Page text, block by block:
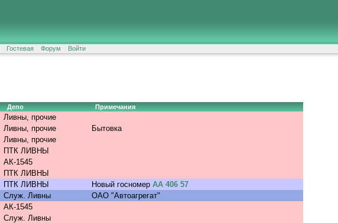
Гостевая Форум Войти
Депо Примечания
Ливны, прочие
Ливны, прочие
Бытовка
Ливны, прочие
ПТК ЛИВНЫ
АК-1545
ПТК ЛИВНЫ
ПТК ЛИВНЫ Новый госномер АА 406 57
Служ. Ливны
ОАО "Автоагрегат"
АК-1545
Служ. Ливны